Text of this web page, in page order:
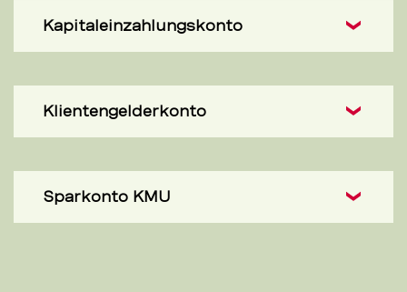
Kapitaleinzahlungskonto
Klientengelderkonto
Sparkonto KMU